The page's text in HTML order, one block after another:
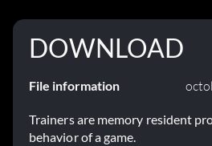
DOWNLOAD
File information
Trainers are memory resident
behavior of a game.